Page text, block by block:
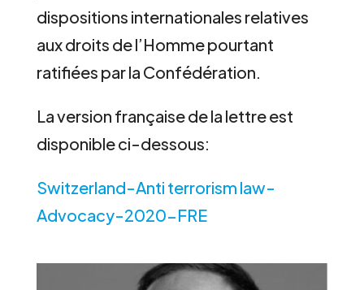
dispositions internationales relatives
aux droits de l’Homme pourtant
ratifiées par la Confédération.
La version française de la lettre est
disponible ci-dessous:
Switzerland-Anti terrorism law-
Advocacy-2020-FRE